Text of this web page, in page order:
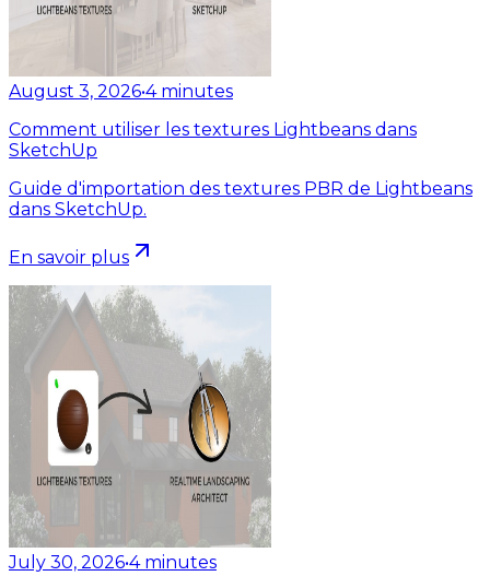
August 3, 2026•4 minutes
Comment utiliser les textures Lightbeans dans
SketchUp
Guide d'importation des textures PBR de Lightbeans
dans SketchUp.
En savoir plus
July 30, 2026•4 minutes